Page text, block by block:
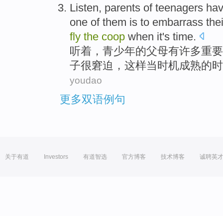
Listen, parents of teenagers
one of them is to embarrass
fly the coop when it's time.
听着 ， 青少年的父母有许多重要
子很窘迫， 这样当时机成熟的
youdao
更多双语例句
关于有道 Investors 有道智选 官方博客 技术博客 诚聘英才